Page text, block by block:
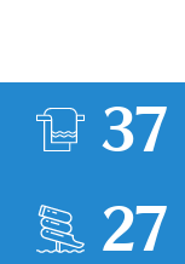
37
28